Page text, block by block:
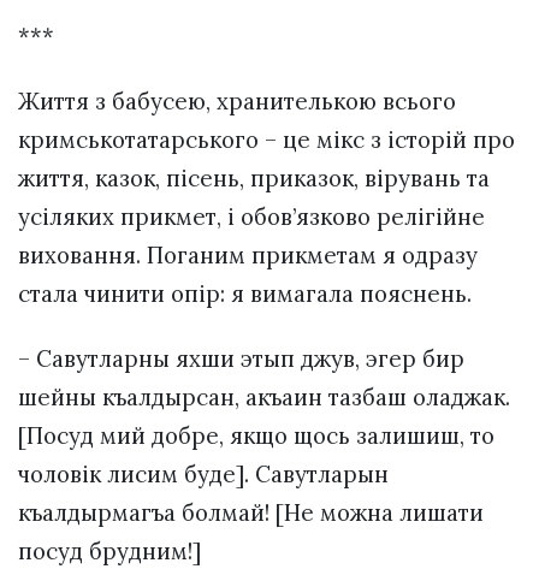
***
Життя з бабусею, хранителькою всього
кримськотатарського – це мікс з історій про
життя, казок, пісень, приказок, вірувань та
усіляких прикмет, і обов’язково релігійне
виховання. Поганим прикметам я одразу
стала чинити опір: я вимагала пояснень.
– Савутларны яхши этып джув, эгер бир
шейны къалдырсан, акъаин тазбаш оладжак.
[Посуд мий добре, якщо щось залишиш, то
чоловік лисим буде]. Савутларын
къалдырмагъа болмай! [Не можна лишати
посуд брудним!]